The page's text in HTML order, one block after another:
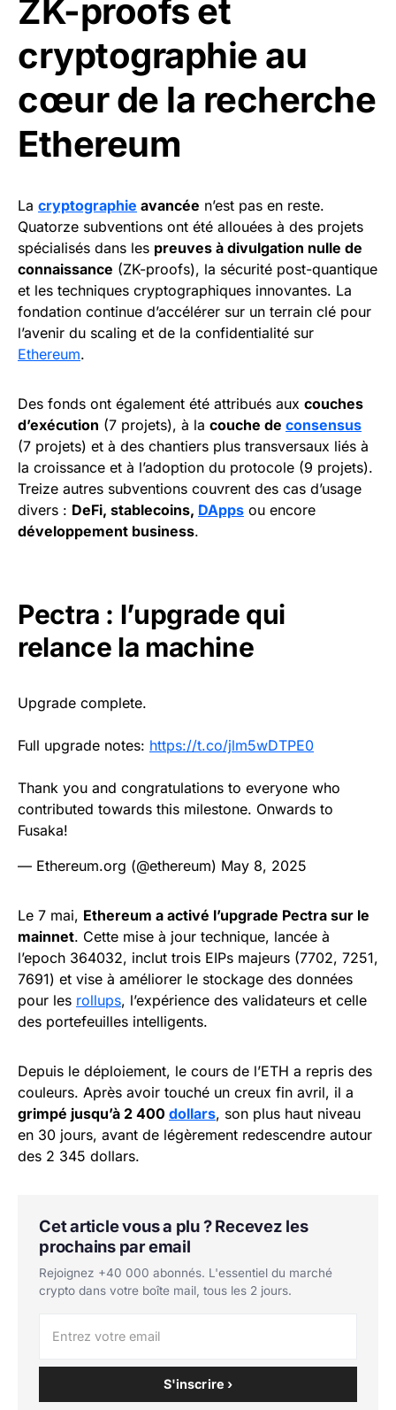
ZK-proofs et
cryptographie au
cœur de la recherche
Ethereum
La cryptographie avancée n’est pas en reste.
Quatorze subventions ont été allouées à des projets
spécialisés dans les preuves à divulgation nulle de
connaissance (ZK-proofs), la sécurité post-quantique
et les techniques cryptographiques innovantes. La
fondation continue d’accélérer sur un terrain clé pour
l’avenir du scaling et de la confidentialité sur
Ethereum.
Des fonds ont également été attribués aux couches
d’exécution (7 projets), à la couche de consensus
(7 projets) et à des chantiers plus transversaux liés à
la croissance et à l’adoption du protocole (9 projets).
Treize autres subventions couvrent des cas d’usage
divers : DeFi, stablecoins, DApps ou encore
développement business.
Pectra : l’upgrade qui
relance la machine
Upgrade complete.
Full upgrade notes: https://t.co/jlm5wDTPE0
Thank you and congratulations to everyone who
contributed towards this milestone. Onwards to
Fusaka!
— Ethereum.org (@ethereum) May 8, 2025
Le 7 mai, Ethereum a activé l’upgrade Pectra sur le
mainnet. Cette mise à jour technique, lancée à
l’epoch 364032, inclut trois EIPs majeurs (7702, 7251,
7691) et vise à améliorer le stockage des données
pour les rollups, l’expérience des validateurs et celle
des portefeuilles intelligents.
Depuis le déploiement, le cours de l’ETH a repris des
couleurs. Après avoir touché un creux fin avril, il a
grimpé jusqu’à 2 400 dollars, son plus haut niveau
en 30 jours, avant de légèrement redescendre autour
des 2 345 dollars.
Cet article vous a plu ? Recevez les
prochains par email
Rejoignez +40 000 abonnés. L'essentiel du marché
crypto dans votre boîte mail, tous les 2 jours.
S'inscrire ›